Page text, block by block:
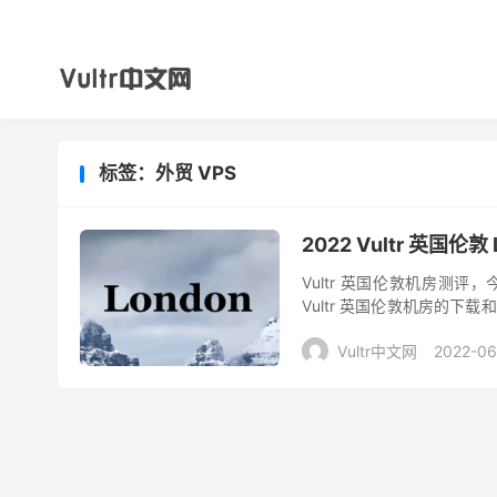
标签：外贸 VPS
2022 Vultr 英国伦敦
Vultr 英国伦敦机房测评，
Vultr 英国伦敦机房的下载
Vultr中文网
2022-